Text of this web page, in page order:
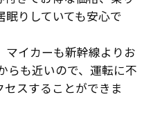
りしていても安心で
マイカーも新幹線よりお
らも近いので、運転に不
スすることができま